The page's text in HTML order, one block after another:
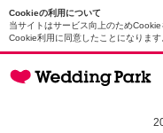
Cookieの利用について
当サイトはサービス向上のため
Cookie利用に同意したことになります